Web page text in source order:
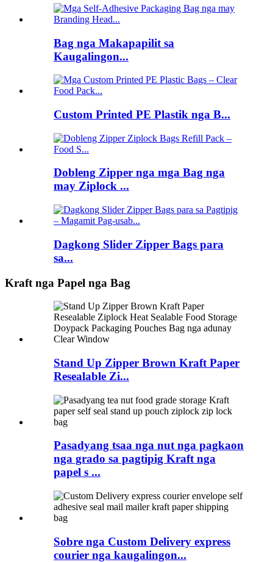
Bag nga Makapapilit sa
Kaugalingon...
Custom Printed PE Plastik nga B...
Dobleng Zipper nga mga Bag nga
may Ziplock ...
Dagkong Slider Zipper Bags para
sa...
Kraft nga Papel nga Bag
Stand Up Zipper Brown Kraft Paper
Resealable Zi...
Pasadyang tsaa nga nut nga pagkaon
nga grado sa pagtipig Kraft nga
papel s ...
Sobre nga Custom Delivery express
courier nga kaugalingon...